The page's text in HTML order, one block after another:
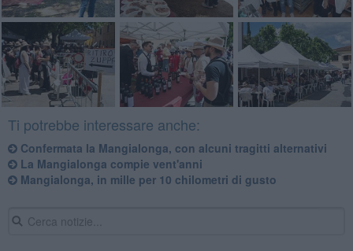
Ti potrebbe interessare anche:
Confermata la Mangialonga, con alcuni tragitti alternativi
La Mangialonga compie vent'anni
Mangialonga, in mille per 10 chilometri di gusto